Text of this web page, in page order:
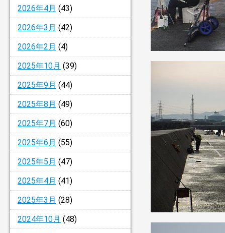
2026年4月 (43)
2026年3月 (42)
2026年2月 (4)
2025年10月 (39)
2025年9月 (44)
2025年8月 (49)
2025年7月 (60)
2025年6月 (55)
2025年5月 (47)
2025年4月 (41)
2025年3月 (28)
2024年10月 (48)